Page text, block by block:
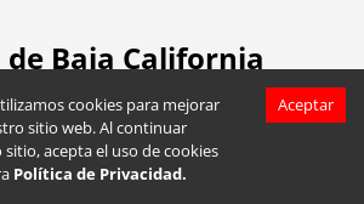
cookies para mejorar
sitio web. Al continuar
acepta el uso de cookies
Política de Privacidad.
Aceptar
de Baja California